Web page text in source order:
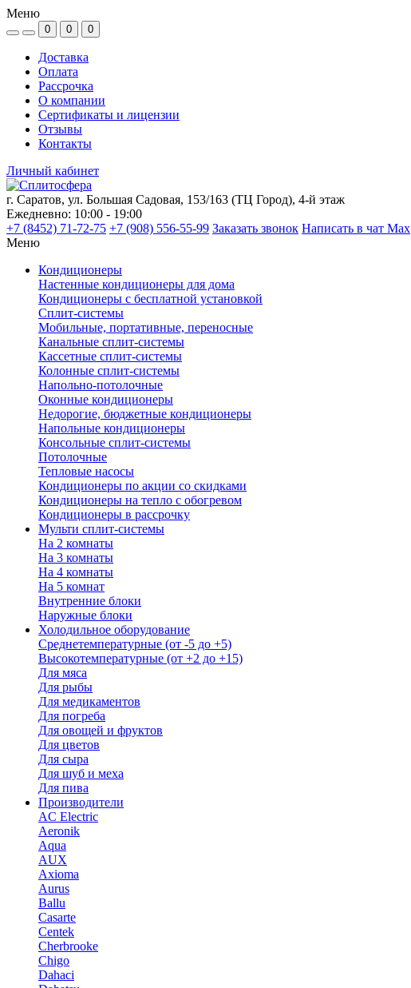
Меню
0 0 0
Доставка
Оплата
Рассрочка
О компании
Сертификаты и лицензии
Отзывы
Контакты
Личный кабинет
г. Саратов, ул. Большая Садовая, 153/163 (ТЦ Город), 4-й этаж
Ежедневно: 10:00 - 19:00
+7 (8452) 71-72-75 +7 (908) 556-55-99 Заказать звонок Написать в чат Max
Меню
Кондиционеры
Настенные кондиционеры для дома
Кондиционеры с бесплатной установкой
Сплит-системы
Мобильные, портативные, переносные
Канальные сплит-системы
Кассетные сплит-системы
Колонные сплит-системы
Напольно-потолочные
Оконные кондиционеры
Недорогие, бюджетные кондиционеры
Напольные кондиционеры
Консольные сплит-системы
Потолочные
Тепловые насосы
Кондиционеры по акции со скидками
Кондиционеры на тепло с обогревом
Кондиционеры в рассрочку
Мульти сплит-системы
На 2 комнаты
На 3 комнаты
На 4 комнаты
На 5 комнат
Внутренние блоки
Наружные блоки
Холодильное оборудование
Среднетемпературные (от -5 до +5)
Высокотемпературные (от +2 до +15)
Для мяса
Для рыбы
Для медикаментов
Для погреба
Для овощей и фруктов
Для цветов
Для сыра
Для шуб и меха
Для пива
Производители
AC Electric
Aeronik
Aqua
AUX
Axioma
Aurus
Ballu
Casarte
Centek
Cherbrooke
Chigo
Dahaci